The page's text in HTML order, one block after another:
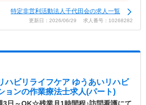
特定非営利活動法人千代田会の求人一覧
更新日：2026/06/29 求人番号：10268282
ハビリライフケア ゆうあいリハビ
ョンの作業療法士求人(パート)